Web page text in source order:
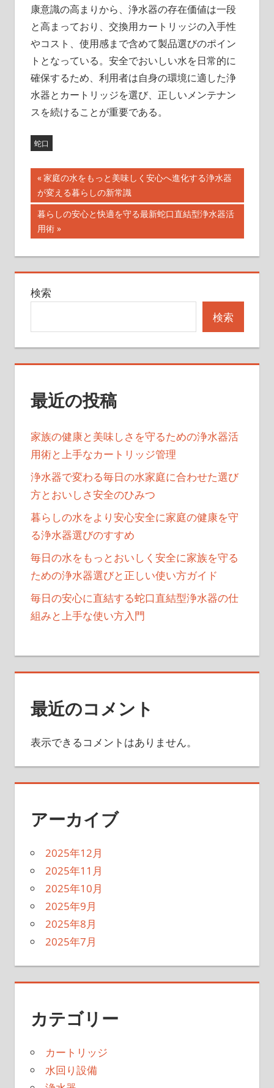
康意識の高まりから、浄水器の存在価値は一段
と高まっており、交換用カートリッジの入手性
やコスト、使用感まで含めて製品選びのポイン
トとなっている。安全でおいしい水を日常的に
確保するため、利用者は自身の環境に適した浄
水器とカートリッジを選び、正しいメンテナン
スを続けることが重要である。
蛇口
投
稿
ナ
ビ
ゲ
ー
ョ
ン
前
の
記
事:
家庭の水をもっと美味しく安心へ進化する浄水器
が変える暮らしの新常識
次
の
事:
暮らしの安心と快適を守る最新蛇口直結型浄水器活
用術
検索
検索
最近の投稿
家族の健康と美味しさを守るための浄水器活
用術と上手なカートリッジ管理
浄水器で変わる毎日の水家庭に合わせた選び
方とおいしさ安全のひみつ
暮らしの水をより安心安全に家庭の健康を守
る浄水器選びのすすめ
毎日の水をもっとおいしく安全に家族を守る
ための浄水器選びと正しい使い方ガイド
毎日の安心に直結する蛇口直結型浄水器の仕
組みと上手な使い方入門
最近のコメント
表示できるコメントはありません。
アーカイブ
2025年12月
2025年11月
2025年10月
2025年9月
2025年8月
2025年7月
カテゴリー
カートリッジ
水回り設備